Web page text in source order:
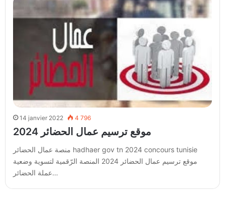
14 janvier 2022 4 796
موقع ترسيم عمال الحضائر 2024
منصة عمال الحضائر hadhaer gov tn 2024 concours tunisie
موقع ترسيم عمال الحضائر 2024 المنصة الرّقمية لتسوية وضعية
عملة الحضائر…